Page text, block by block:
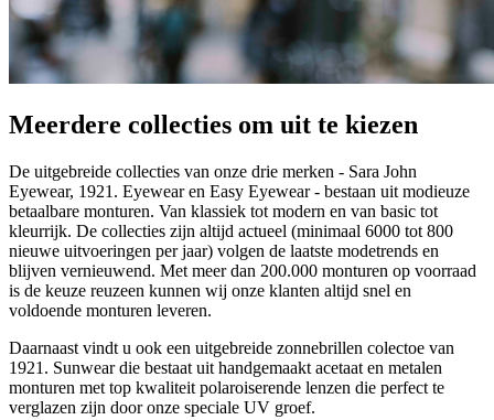
Meerdere collecties om uit te kiezen
De uitgebreide collecties van onze drie merken - Sara John
Eyewear, 1921. Eyewear en Easy Eyewear - bestaan uit modieuze
betaalbare monturen. Van klassiek tot modern en van basic tot
kleurrijk. De collecties zijn altijd actueel (minimaal 6000 tot 800
nieuwe uitvoeringen per jaar) volgen de laatste modetrends en
blijven vernieuwend. Met meer dan 200.000 monturen op voorraad
is de keuze reuzeen kunnen wij onze klanten altijd snel en
voldoende monturen leveren.
Daarnaast vindt u ook een uitgebreide zonnebrillen colectoe van
1921. Sunwear die bestaat uit handgemaakt acetaat en metalen
monturen met top kwaliteit polaroiserende lenzen die perfect te
verglazen zijn door onze speciale UV groef.